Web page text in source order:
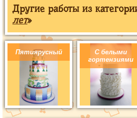
Другие работы из
лет»
Пятиярусный
С белыми
гортензиями